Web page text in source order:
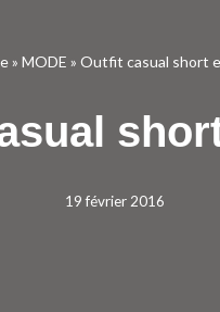
» MODE » Outfit casual short
19 février 2016